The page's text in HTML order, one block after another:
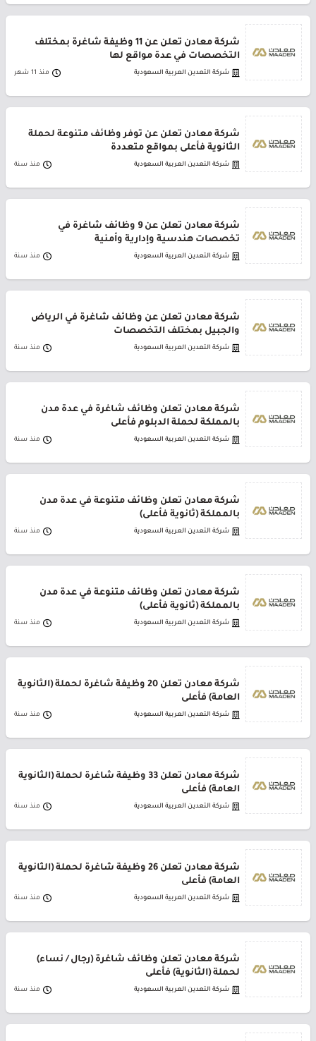
شركة معادن تعلن عن 11 وظيفة شاغرة بمختلف
التخصصات في عدة مواقع لها
شركة التعدين العربية السعودية منذ 11 شهر
شركة معادن تعلن عن توفر وظائف متنوعة لحملة
الثانوية فأعلى بمواقع متعددة
شركة التعدين العربية السعودية منذ سنة
شركة معادن تعلن عن 9 وظائف شاغرة في
تخصصات هندسية وإدارية وأمنية
شركة التعدين العربية السعودية منذ سنة
شركة معادن تعلن عن وظائف شاغرة في الرياض
والجبيل بمختلف التخصصات
شركة التعدين العربية السعودية منذ سنة
شركة معادن تعلن وظائف شاغرة في عدة مدن
بالمملكة لحملة الدبلوم فأعلى
شركة التعدين العربية السعودية منذ سنة
شركة معادن تعلن وظائف متنوعة في عدة مدن
بالمملكة (ثانوية فأعلى)
شركة التعدين العربية السعودية منذ سنة
شركة معادن تعلن وظائف متنوعة في عدة مدن
بالمملكة (ثانوية فأعلى)
شركة التعدين العربية السعودية منذ سنة
شركة معادن تعلن 20 وظيفة شاغرة لحملة (الثانوية
العامة) فأعلى
شركة التعدين العربية السعودية منذ سنة
شركة معادن تعلن 33 وظيفة شاغرة لحملة (الثانوية
العامة) فأعلى
شركة التعدين العربية السعودية منذ سنة
شركة معادن تعلن 26 وظيفة شاغرة لحملة (الثانوية
العامة) فأعلى
شركة التعدين العربية السعودية منذ سنة
شركة معادن تعلن وظائف شاغرة (رجال / نساء)
لحملة (الثانوية) فأعلى
شركة التعدين العربية السعودية منذ سنة